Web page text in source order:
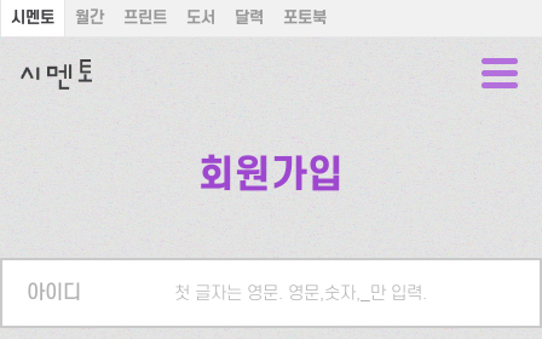
시멘토 월간 프린트 도서 달력 포토북
회원가입
아이디 첫 글자는 영문. 영문,숫자,_만 입력.